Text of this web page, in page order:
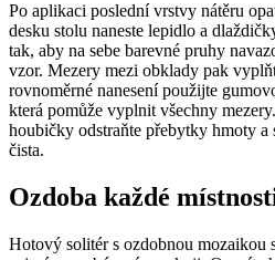
Po aplikaci poslední vrstvy nátěru
desku stolu naneste lepidlo a
tak, aby na sebe barevné pruhy
vzor. Mezery mezi obklady pak
rovnoměrné nanesení použijte
která pomůže vyplnit všechny
houbičky odstraňte přebytky hmoty a
čista.
Ozdoba každé
Hotový solitér s ozdobnou mozaikou